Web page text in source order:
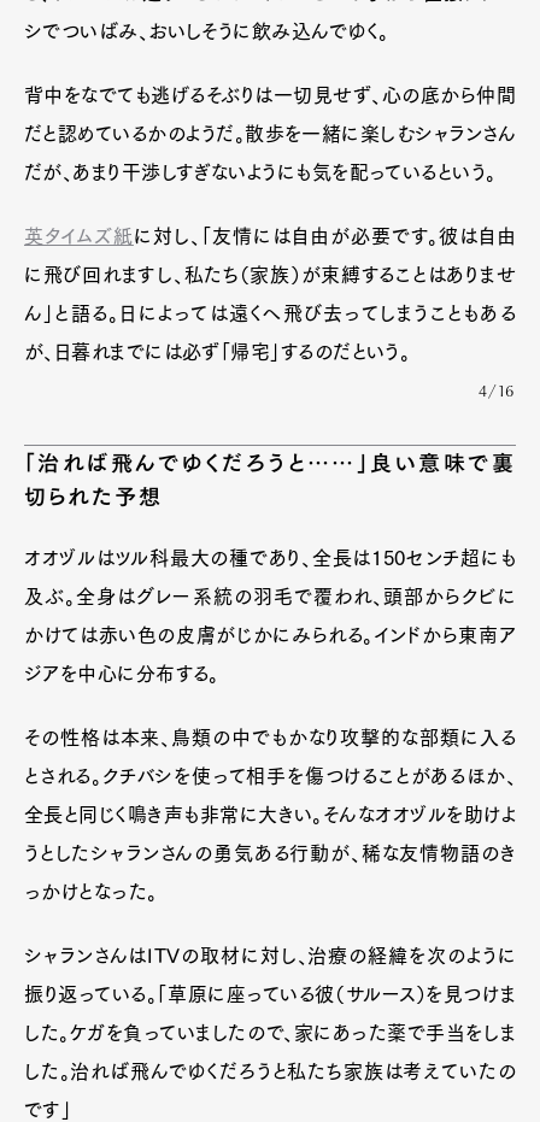
シでついばみ、おいしそうに飲み込んでゆく。
背中をなでても逃げるそぶりは一切見せず、心の底から仲間
だと認めているかのようだ。散歩を一緒に楽しむシャランさん
だが、あまり干渉しすぎないようにも気を配っているという。
英タイムズ紙に対し、「友情には自由が必要です。彼は自由
に飛び回れますし、私たち（家族）が束縛することはありませ
ん」と語る。日によっては遠くへ飛び去ってしまうこともある
が、日暮れまでには必ず「帰宅」するのだという。
4/16
「治れば飛んでゆくだろうと……」良い意味で裏
切られた予想
オオヅルはツル科最大の種であり、全長は150センチ超にも
及ぶ。全身はグレー系統の羽毛で覆われ、頭部からクビに
かけては赤い色の皮膚がじかにみられる。インドから東南ア
ジアを中心に分布する。
その性格は本来、鳥類の中でもかなり攻撃的な部類に入る
とされる。クチバシを使って相手を傷つけることがあるほか、
全長と同じく鳴き声も非常に大きい。そんなオオヅルを助けよ
うとしたシャランさんの勇気ある行動が、稀な友情物語のき
っかけとなった。
シャランさんはITVの取材に対し、治療の経緯を次のように
振り返っている。「草原に座っている彼（サルース）を見つけま
した。ケガを負っていましたので、家にあった薬で手当をしま
した。治れば飛んでゆくだろうと私たち家族は考えていたの
です」